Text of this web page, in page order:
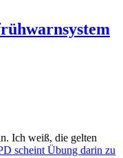
Ich weiß, die gelten
scheint Übung darin zu